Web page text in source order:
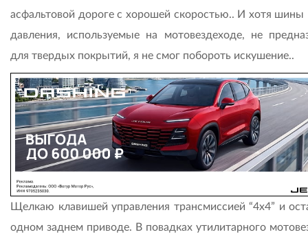
асфальтовой дороге с хорошей скоростью.. И хотя шины
давления, используемые на мотовездеходе, не
для твердых покрытий, я не смог побороть искушение..
Щелкаю клавишей управления трансмиссией “4х4” и
одном заднем приводе. В повадках утилитарного